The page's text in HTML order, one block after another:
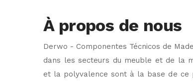
À propos de nous
Derwo - Componentes Técnicos de
dans les secteurs du meuble et de la
et la polyvalence sont à la base de